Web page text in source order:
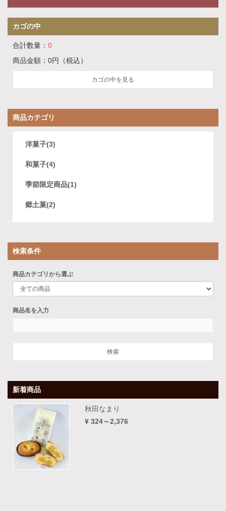
カゴの中
合計数量： 0
商品金額： 0円 （税込）
カゴの中を見る
商品カテゴリ
洋菓子(3)
和菓子(4)
季節限定商品(1)
郷土菓(2)
検索条件
商品カテゴリから選ぶ
商品名を入力
新着商品
秋田なまり
¥ 324～2,376